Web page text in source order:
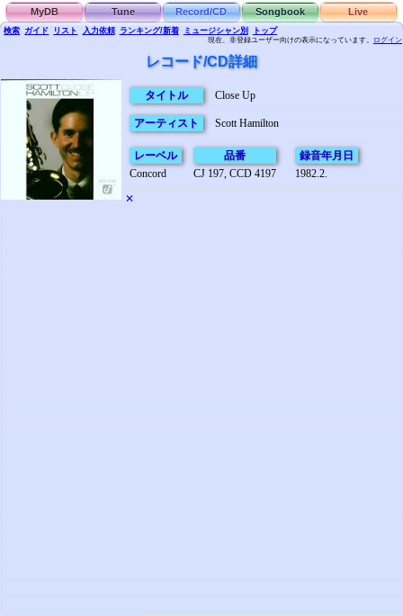
MyDB Tune Record/CD Songbook Live
検索 ガイド リスト 入力依頼 ランキング/新着 ミュージシャン別 トップ
現在、非登録ユーザー向けの表示になっています。 ログイン
レコード/CD詳細
タイトル Close Up
アーティスト Scott Hamilton
レーベル
Concord
品番
CJ 197, CCD 4197
録音年月日
1982.2.
✕